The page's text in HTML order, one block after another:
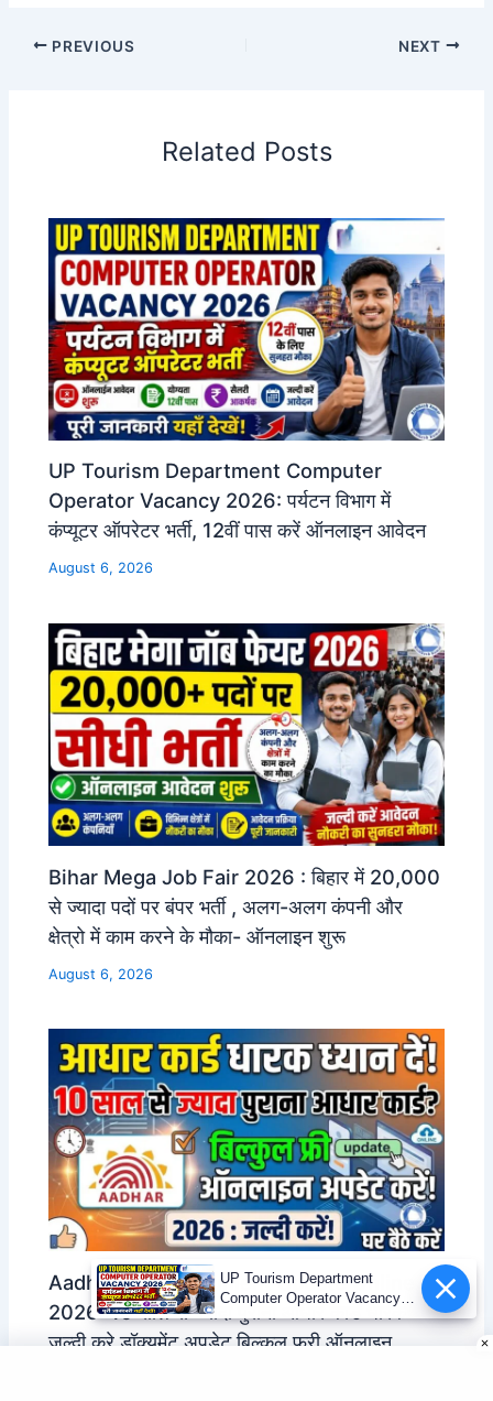
PREVIOUS NEXT
Related Posts
UP Tourism Department Computer
Operator Vacancy 2026: पर्यटन विभाग में
कंप्यूटर ऑपरेटर भर्ती, 12वीं पास करें ऑनलाइन आवेदन
August 6, 2026
Bihar Mega Job Fair 2026 : बिहार में 20,000
से ज्यादा पदों पर बंपर भर्ती , अलग-अलग कंपनी और
क्षेत्रो में काम करने के मौका- ऑनलाइन शुरू
August 6, 2026
Aadhar Card Document Update Online
2026 :10 साल से ज्यादा पुराना आधार कार्ड धारक
जल्दी करे डॉक्यूमेंट अपडेट बिल्कुल फ्री ऑनलाइन
UP Tourism Department
Computer Operator Vacancy
2026 | 12वीं पास भर्ती